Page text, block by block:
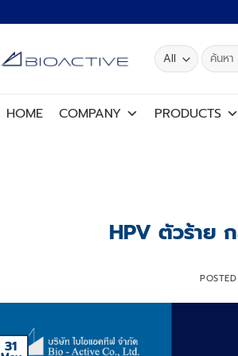
Search
for:
HOME COMPANY PRODUCTS
HPV ตัวร้าย
31